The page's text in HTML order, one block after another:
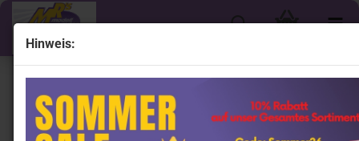
Hinweis:
« Erster « zurück weiter »
Letzter »
746 Artikel in dieser Kategorie
Lionel Racing C882565SFCSV # Chevrolet Camaro